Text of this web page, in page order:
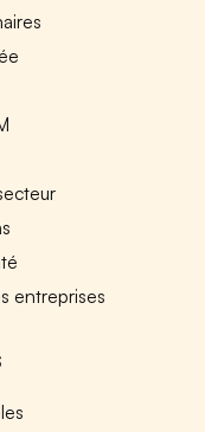
entreprises